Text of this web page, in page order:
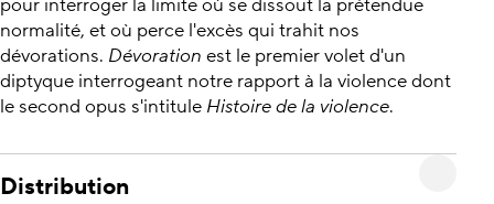
pour interroger la limite où se dissout la prétendue
normalité, et où perce l'excès qui trahit nos
dévorations. Dévoration est le premier volet d'un
diptyque interrogeant notre rapport à la violence dont
le second opus s'intitule Histoire de la violence.
Distribution